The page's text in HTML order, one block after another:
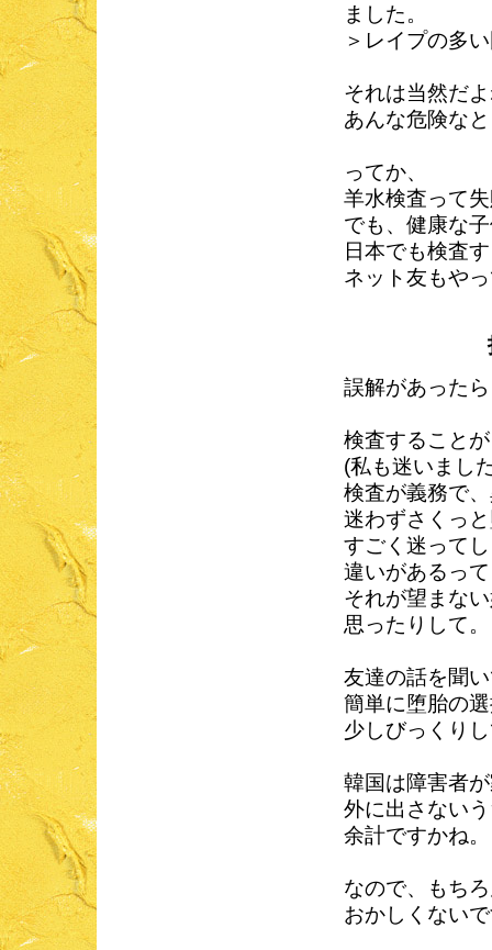
ました。
＞レイプの多
それは当然だ
あんな危険な
ってか、
羊水検査って
でも、健康な
日本でも検査
ネット友もや
誤解があった
検査すること
(私も迷いまし
検査が義務で
迷わずさくっ
すごく迷って
違いがあるっ
それが望まな
思ったりして。
友達の話を聞
簡単に堕胎の
少しびっくり
韓国は障害者
外に出さない
余計ですかね。
なので、もち
おかしくない